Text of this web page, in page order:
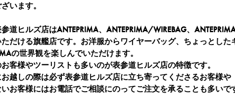
います。
道ヒルズ店はANTEPRIMA、ANTEPRIMA/WIREBAG、
だける旗艦店です。お洋服からワイヤーバッグ、ちょっとし
の世界観を楽しんでいただけます。
客様やツーリストも多いのが表参道ヒルズ店の特徴です。
越しの際は必ず表参道ヒルズ店に立ち寄ってくださるお客様や
お客様にはお電話でご相談にのってご注文を承ることも多いで